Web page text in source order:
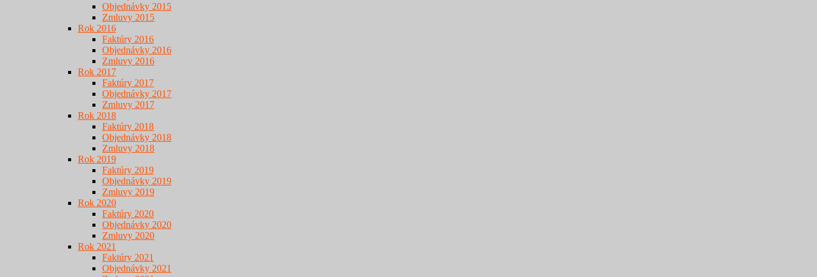
Objednávky 2015
Zmluvy 2015
Rok 2016
Faktúry 2016
Objednávky 2016
Zmluvy 2016
Rok 2017
Faktúry 2017
Objednávky 2017
Zmluvy 2017
Rok 2018
Faktúry 2018
Objednávky 2018
Zmluvy 2018
Rok 2019
Faktúry 2019
Objednávky 2019
Zmluvy 2019
Rok 2020
Faktúry 2020
Objednávky 2020
Zmluvy 2020
Rok 2021
Faktúry 2021
Objednávky 2021